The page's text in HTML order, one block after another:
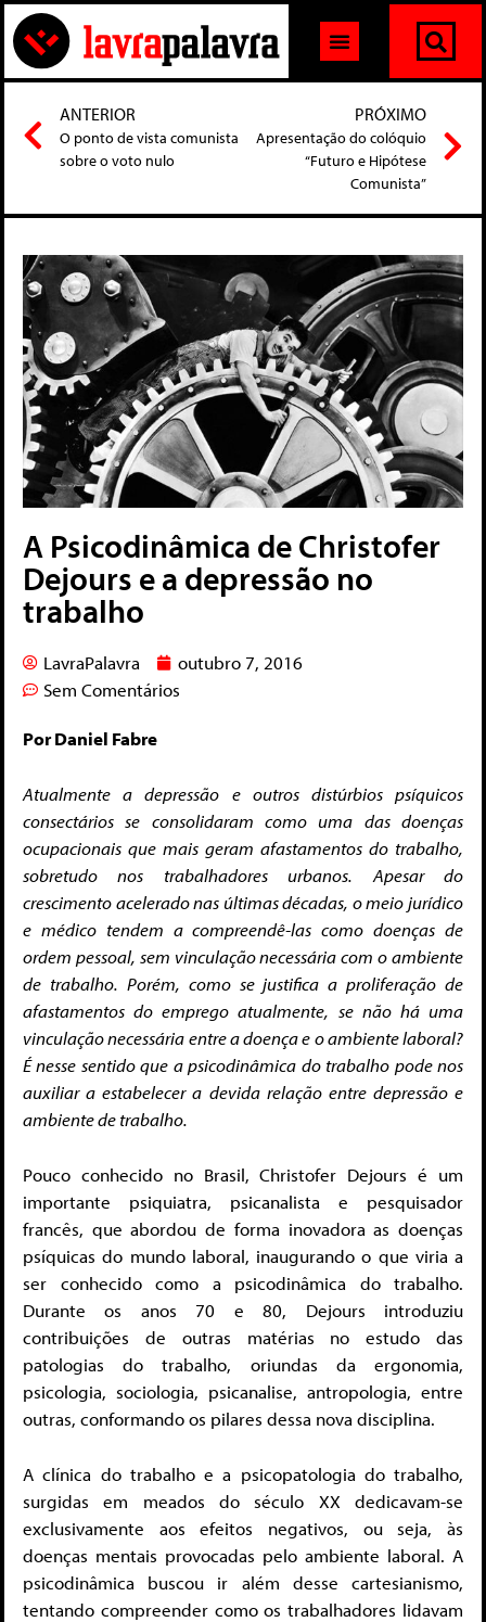
ANTERIOR
O ponto de vista comunista
sobre o voto nulo
PRÓXIMO
Apresentação do colóquio
“Futuro e Hipótese
Comunista”
A Psicodinâmica de Christofer
Dejours e a depressão no
trabalho
LavraPalavra
outubro 7, 2016
Sem Comentários
Por Daniel Fabre
Atualmente a depressão e outros distúrbios psíquicos
consectários se consolidaram como uma das doenças
ocupacionais que mais geram afastamentos do trabalho,
sobretudo nos trabalhadores urbanos. Apesar do
crescimento acelerado nas últimas décadas, o meio jurídico
e médico tendem a compreendê-las como doenças de
ordem pessoal, sem vinculação necessária com o ambiente
de trabalho. Porém, como se justifica a proliferação de
afastamentos do emprego atualmente, se não há uma
vinculação necessária entre a doença e o ambiente laboral?
É nesse sentido que a psicodinâmica do trabalho pode nos
auxiliar a estabelecer a devida relação entre depressão e
ambiente de trabalho.
Pouco conhecido no Brasil, Christofer Dejours é um
importante psiquiatra, psicanalista e pesquisador
francês, que abordou de forma inovadora as doenças
psíquicas do mundo laboral, inaugurando o que viria a
ser conhecido como a psicodinâmica do trabalho.
Durante os anos 70 e 80, Dejours introduziu
contribuições de outras matérias no estudo das
patologias do trabalho, oriundas da ergonomia,
psicologia, sociologia, psicanalise, antropologia, entre
outras, conformando os pilares dessa nova disciplina.
A clínica do trabalho e a psicopatologia do trabalho,
surgidas em meados do século XX dedicavam-se
exclusivamente aos efeitos negativos, ou seja, às
doenças mentais provocadas pelo ambiente laboral. A
psicodinâmica buscou ir além desse cartesianismo,
tentando compreender como os trabalhadores lidavam